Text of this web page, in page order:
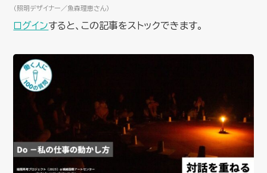
（照明デザイナー／魚森理恵さん）
ログインすると、この記事をストックできます。